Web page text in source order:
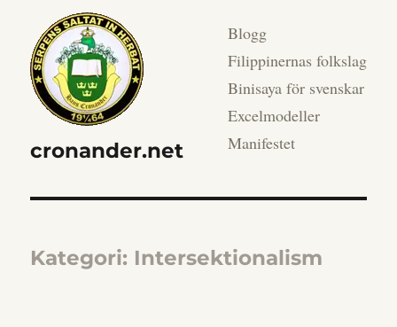
cronander.net
Blogg
Filippinernas folkslag
Binisaya för svenskar
Excelmodeller
Manifestet
Kategori: Intersektionalism